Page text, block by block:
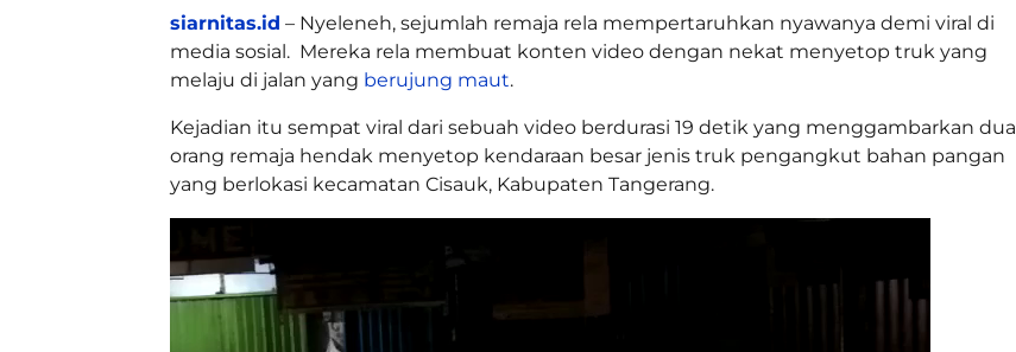
siarnitas.id – Nyeleneh, sejumlah remaja rela mempertaruhkan nyawanya demi viral di
media sosial. Mereka rela membuat konten video dengan nekat menyetop truk yang
melaju di jalan yang berujung maut.
Kejadian itu sempat viral dari sebuah video berdurasi 19 detik yang menggambarkan dua
orang remaja hendak menyetop kendaraan besar jenis truk pengangkut bahan pangan
yang berlokasi kecamatan Cisauk, Kabupaten Tangerang.
Video